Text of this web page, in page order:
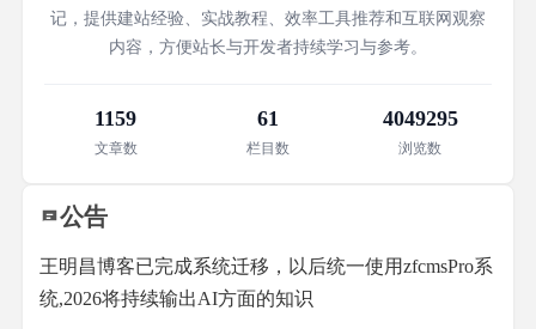
记，提供建站经验、实战教程、效率工具推荐和互联网观察
内容，方便站长与开发者持续学习与参考。
1159
文章数
61
栏目数
4049295
浏览数
公告
王明昌博客已完成系统迁移，以后统一使用zfcmsPro系
统,2026将持续输出AI方面的知识